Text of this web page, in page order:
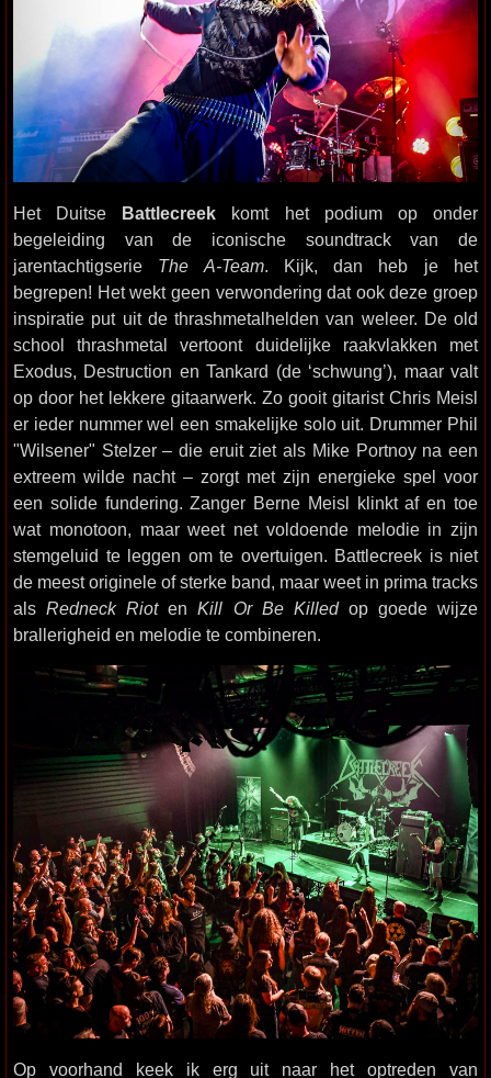
Het Duitse Battlecreek komt het podium op onder
begeleiding van de iconische soundtrack van de
jarentachtigserie The A-Team. Kijk, dan heb je het
begrepen! Het wekt geen verwondering dat ook deze groep
inspiratie put uit de thrashmetalhelden van weleer. De old
school thrashmetal vertoont duidelijke raakvlakken met
Exodus, Destruction en Tankard (de ‘schwung’), maar valt
op door het lekkere gitaarwerk. Zo gooit gitarist Chris Meisl
er ieder nummer wel een smakelijke solo uit. Drummer Phil
"Wilsener" Stelzer – die eruit ziet als Mike Portnoy na een
extreem wilde nacht – zorgt met zijn energieke spel voor
een solide fundering. Zanger Berne Meisl klinkt af en toe
wat monotoon, maar weet net voldoende melodie in zijn
stemgeluid te leggen om te overtuigen. Battlecreek is niet
de meest originele of sterke band, maar weet in prima tracks
alsRedneck RiotenKill Or Be Killedop goede wijze
brallerigheid en melodie te combineren.
Op voorhand keek ik erg uit naar het optreden van